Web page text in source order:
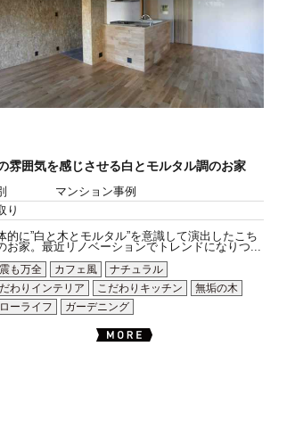
雰囲気を感じさせる白とモルタル調のお家
マンション事例
り
的に”白と木とモルタル”を意識して演出したこち
お家。最近リノベーションでトレンドになりつ...
も万全
カフェ風
ナチュラル
わりインテリア
こだわりキッチン
無垢の木
ーライフ
ガーデニング